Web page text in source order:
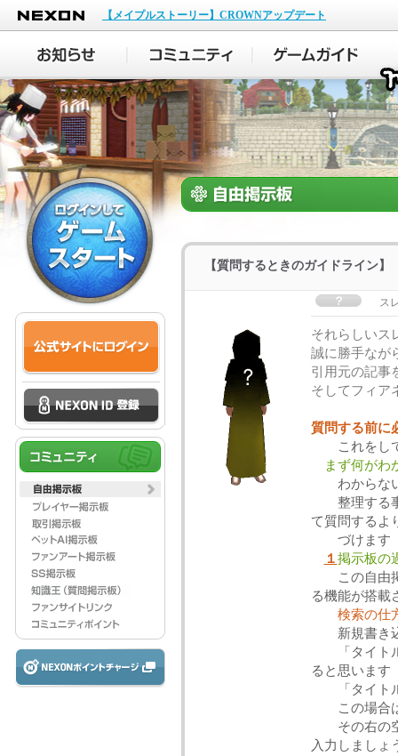
NEXON
【メイプルストーリー】CROWNアップデート
【質問するときのガイドライン】
ス
それらしいス
誠に勝手なが
引用元の記事
そしてフィア
質問する前に
これをし
まず何がわ
わからな
整理する事
て質問するよ
づけます
１掲示板の
この自由
る機能が搭載
検索の仕
新規書き込
「タイトル
ると思います
「タイトル
この場合は
その右の空
入力しましょ